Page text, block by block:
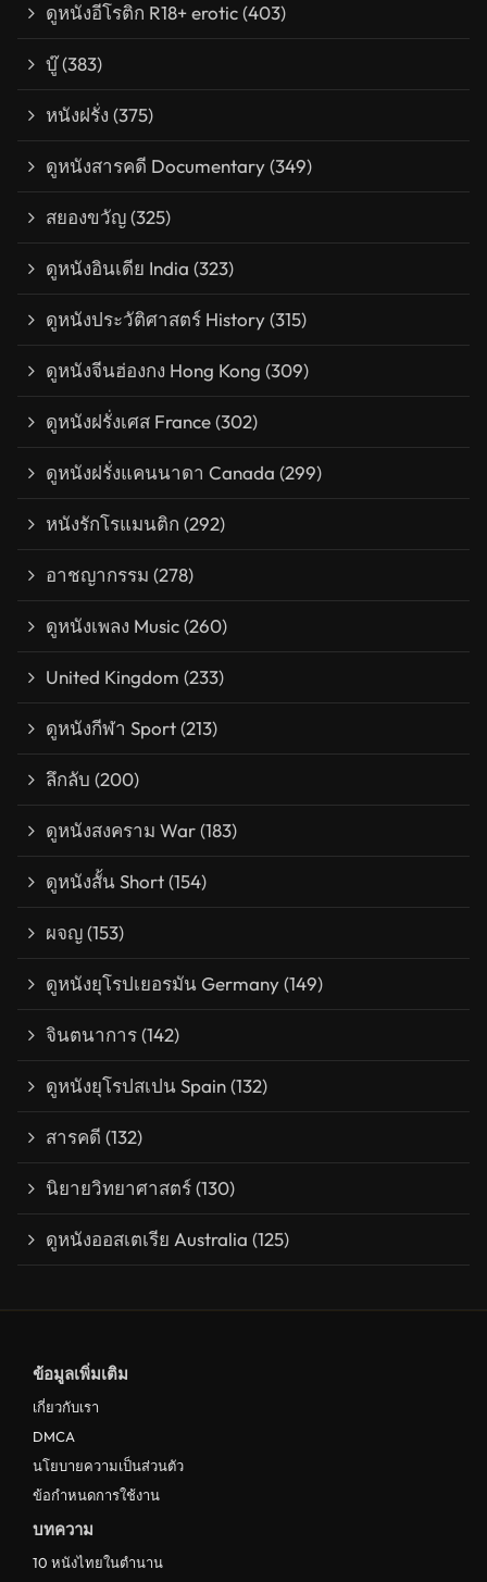
ดูหนังอีโรติก R18+ erotic(403)
บู๊(383)
หนังฝรั่ง (375)
ดูหนังสารคดี Documentary(349)
สยองขวัญ(325)
ดูหนังอินเดีย India (323)
ดูหนังประวัติศาสตร์ History(315)
ดูหนังจีนฮ่องกง Hong Kong (309)
ดูหนังฝรั่งเศส France(302)
ดูหนังฝรั่งแคนนาดา Canada (299)
หนังรักโรแมนติก (292)
อาชญากรรม (278)
ดูหนังเพลง Music(260)
United Kingdom (233)
ดูหนังกีฬา Sport(213)
ลึกลับ (200)
ดูหนังสงคราม War(183)
ดูหนังสั้น Short(154)
ผจญ(153)
ดูหนังยุโรปเยอรมัน Germany(149)
จินตนาการ(142)
ดูหนังยุโรปสเปน Spain(132)
สารคดี (132)
นิยายวิทยาศาสตร์(130)
ดูหนังออสเตเรีย Australia (125)
ข้อมูลเพิ่มเติม
เกี่ยวกับเรา
DMCA
นโยบายความเป็นส่วนตัว
ข้อกำหนดการใช้งาน
บทความ
10 หนังไทยในตำนาน